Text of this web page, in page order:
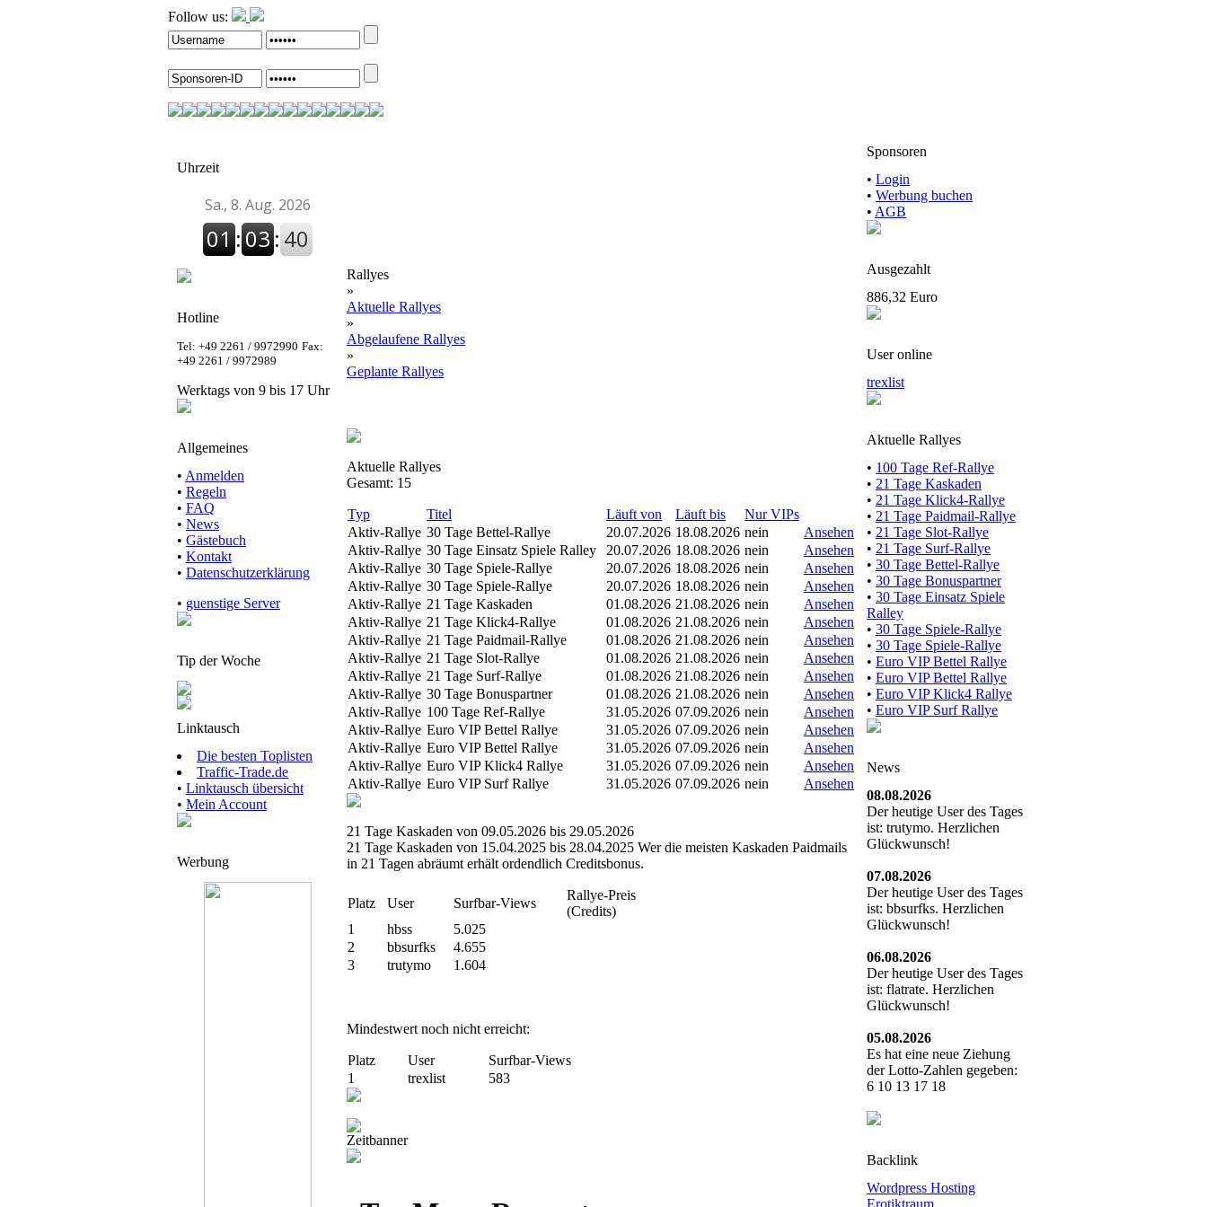
Follow us:
Uhrzeit
Hotline
Tel: +49 2261 / 9972990 Fax:
+49 2261 / 9972989
Werktags von 9 bis 17 Uhr
Allgemeines
• Anmelden
• Regeln
• FAQ
• News
• Gästebuch
• Kontakt
• Datenschutzerklärung
• guenstige Server
Tip der Woche
Linktausch
Die besten Toplisten
Traffic-Trade.de
• Linktausch übersicht
• Mein Account
Werbung
Rallyes
»
Aktuelle Rallyes
»
Abgelaufene Rallyes
»
Geplante Rallyes
Aktuelle Rallyes
Gesamt: 15
Typ Titel Läuft von Läuft bis
Nur VIPs
Aktiv-Rallye 30 Tage Bettel-Rallye 20.07.2026 18.08.2026 nein
Ansehen
Aktiv-Rallye 30 Tage Einsatz Spiele Ralley 20.07.2026 18.08.2026 nein
Ansehen
Aktiv-Rallye 30 Tage Spiele-Rallye 20.07.2026 18.08.2026 nein
Ansehen
Aktiv-Rallye 30 Tage Spiele-Rallye 20.07.2026 18.08.2026 nein
Ansehen
Aktiv-Rallye 21 Tage Kaskaden 01.08.2026 21.08.2026 nein
Ansehen
Aktiv-Rallye 21 Tage Klick4-Rallye 01.08.2026 21.08.2026 nein
Ansehen
Aktiv-Rallye 21 Tage Paidmail-Rallye 01.08.2026 21.08.2026 nein
Ansehen
Aktiv-Rallye 21 Tage Slot-Rallye 01.08.2026 21.08.2026 nein
Ansehen
Aktiv-Rallye 21 Tage Surf-Rallye 01.08.2026 21.08.2026 nein
Ansehen
Aktiv-Rallye 30 Tage Bonuspartner 01.08.2026 21.08.2026 nein
Ansehen
Aktiv-Rallye 100 Tage Ref-Rallye 31.05.2026 07.09.2026 nein
Ansehen
Aktiv-Rallye Euro VIP Bettel Rallye 31.05.2026 07.09.2026 nein
Ansehen
Aktiv-Rallye Euro VIP Bettel Rallye 31.05.2026 07.09.2026 nein
Ansehen
Aktiv-Rallye Euro VIP Klick4 Rallye 31.05.2026 07.09.2026 nein
Ansehen
Aktiv-Rallye Euro VIP Surf Rallye 31.05.2026 07.09.2026 nein Ansehen
21 Tage Kaskaden von 09.05.2026 bis 29.05.2026
21 Tage Kaskaden von 15.04.2025 bis 28.04.2025 Wer die meisten Kaskaden Paidmails
in 21 Tagen abräumt erhält ordendlich Creditsbonus.
Platz User Surfbar-Views
Rallye-Preis
(Credits)
1
hbss
5.025
2
bbsurfks
4.655
3
trutymo 1.604
Mindestwert noch nicht erreicht:
Platz User
Surfbar-Views
1
trexlist 583
Zeitbanner
Sponsoren
• Login
• Werbung buchen
• AGB
Ausgezahlt
886,32 Euro
User online
trexlist
Aktuelle Rallyes
• 100 Tage Ref-Rallye
• 21 Tage Kaskaden
• 21 Tage Klick4-Rallye
• 21 Tage Paidmail-Rallye
• 21 Tage Slot-Rallye
• 21 Tage Surf-Rallye
• 30 Tage Bettel-Rallye
• 30 Tage Bonuspartner
• 30 Tage Einsatz Spiele
Ralley
• 30 Tage Spiele-Rallye
• 30 Tage Spiele-Rallye
• Euro VIP Bettel Rallye
• Euro VIP Bettel Rallye
• Euro VIP Klick4 Rallye
• Euro VIP Surf Rallye
News
08.08.2026
Der heutige User des Tages
ist: trutymo. Herzlichen
Glückwunsch!
07.08.2026
Der heutige User des Tages
ist: bbsurfks. Herzlichen
Glückwunsch!
06.08.2026
Der heutige User des Tages
ist: flatrate. Herzlichen
Glückwunsch!
05.08.2026
Es hat eine neue Ziehung
der Lotto-Zahlen gegeben:
6 10 13 17 18
Backlink
Wordpress Hosting
Erotiktraum